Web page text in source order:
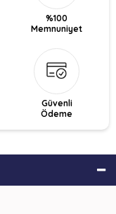
%100
Memnuniyet
Güvenli
Ödeme